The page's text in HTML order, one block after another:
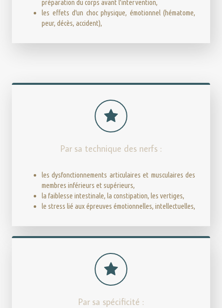
préparation du corps avant l'intervention,
les effets d'un choc physique, émotionnel (hématome,
peur, décès, accident),
Par sa technique des nerfs :
les dysfonctionnements articulaires et musculaires des
membres inférieurs et supérieurs,
la faiblesse intestinale, la constipation, les vertiges,
le stress lié aux épreuves émotionnelles, intellectuelles,
Par sa spécificité :